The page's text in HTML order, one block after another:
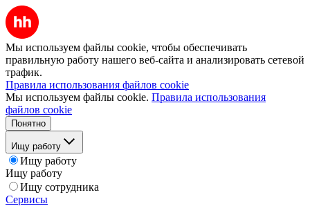
Мы используем файлы cookie, чтобы обеспечивать
правильную работу нашего веб-сайта и анализировать сетевой
трафик.
Правила использования файлов cookie
Мы используем файлы cookie. Правила использования
файлов cookie
Понятно
Ищу работу
Ищу работу
Ищу работу
Ищу сотрудника
Сервисы